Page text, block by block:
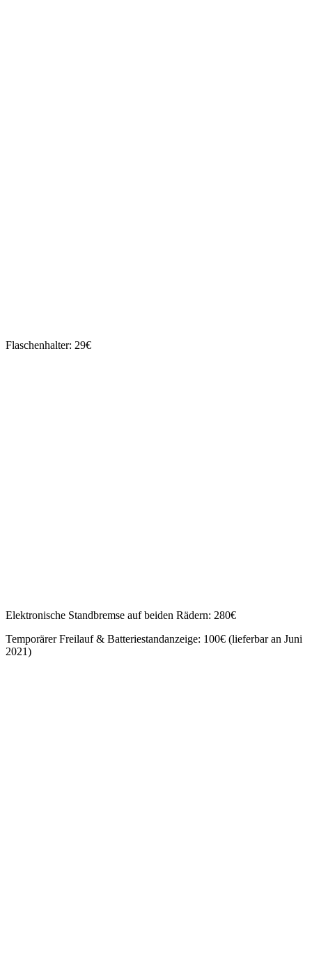
Flaschenhalter: 29€
Elektronische Standbremse auf beiden Rädern: 280€
Temporärer Freilauf & Batteriestandanzeige: 100€ (lieferbar an Juni
2021)